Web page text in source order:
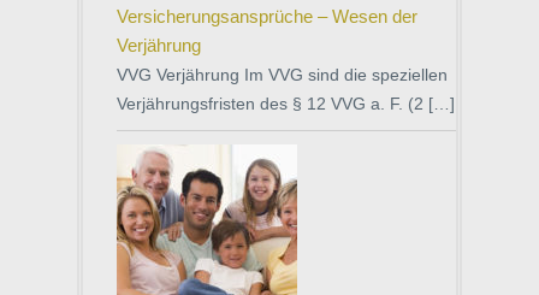
Versicherungsansprüche – Wesen der
Verjährung
VVG Verjährung Im VVG sind die speziellen
Verjährungsfristen des § 12 VVG a. F. (2 […]